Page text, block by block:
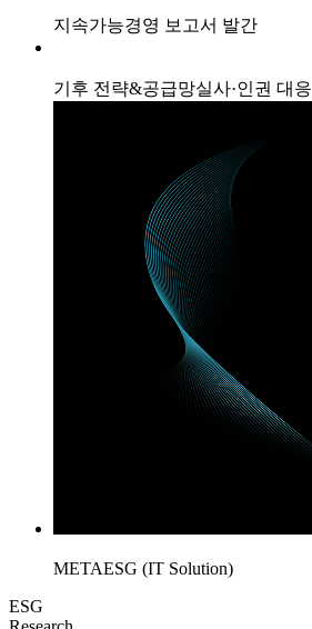
지속가능경영 보고서 발간
기후 전략&공급망실사·인권 대응
METAESG (IT Solution)
ESG